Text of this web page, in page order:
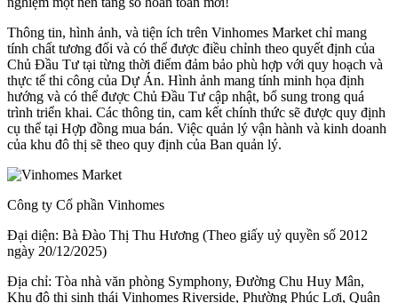
Thông tin, hình ảnh, và tiện ích trên Vinhomes Market chỉ mang
tính chất tương đối và có thể được điều chỉnh theo quyết định của
Chủ Đầu Tư tại từng thời điểm đảm bảo phù hợp với quy hoạch và
thực tế thi công của Dự Án. Hình ảnh mang tính minh họa định
hướng và có thể được Chủ Đầu Tư cập nhật, bổ sung trong quá
trình triển khai. Các thông tin, cam kết chính thức sẽ được quy định
cụ thể tại Hợp đồng mua bán. Việc quản lý vận hành và kinh doanh
của khu đô thị sẽ theo quy định của Ban quản lý.
Công ty Cổ phần Vinhomes
Đại diện: Bà Đào Thị Thu Hương (Theo giấy uỷ quyền số 2012
ngày 20/12/2025)
Địa chỉ: Tòa nhà văn phòng Symphony, Đường Chu Huy Mân,
Khu đô thị sinh thái Vinhomes Riverside, Phường Phúc Lợi, Quận